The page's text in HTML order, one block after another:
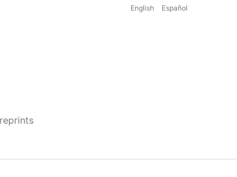
English Español